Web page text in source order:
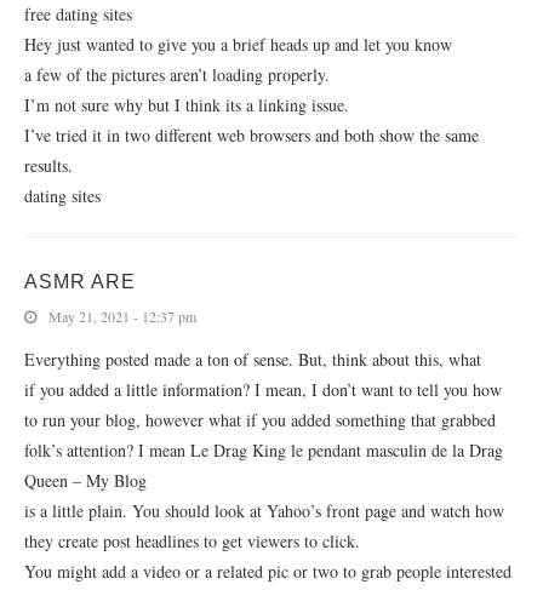
free dating sites
Hey just wanted to give you a brief heads up and let you know
a few of the pictures aren’t loading properly.
I’m not sure why but I think its a linking issue.
I’ve tried it in two different web browsers and both show the same
results.
dating sites
ASMR ARE
May 21, 2021 - 12:37 pm
Everything posted made a ton of sense. But, think about this, what
if you added a little information? I mean, I don’t want to tell you how
to run your blog, however what if you added something that grabbed
folk’s attention? I mean Le Drag King le pendant masculin de la Drag
Queen – My Blog
is a little plain. You should look at Yahoo’s front page and watch how
they create post headlines to get viewers to click.
You might add a video or a related pic or two to grab people interested